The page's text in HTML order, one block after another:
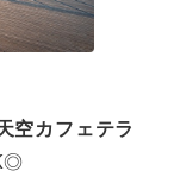
空カフェテラ